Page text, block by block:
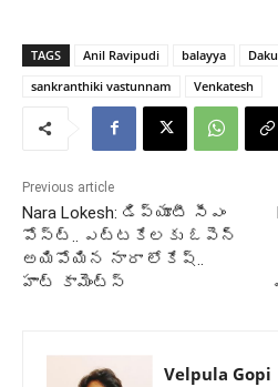
TAGS Anil Ravipudi balayya
sankranthiki vastunnam
Venkatesh
Previous article
Nara Lokesh: డిప్యూటీ సీఎం
పోస్ట్.. ఎట్టకేలకు ఓపెన్
అయిపోయిన నారా లోకేష్..
హాట్ కామెంట్స్
Velpula Gopi